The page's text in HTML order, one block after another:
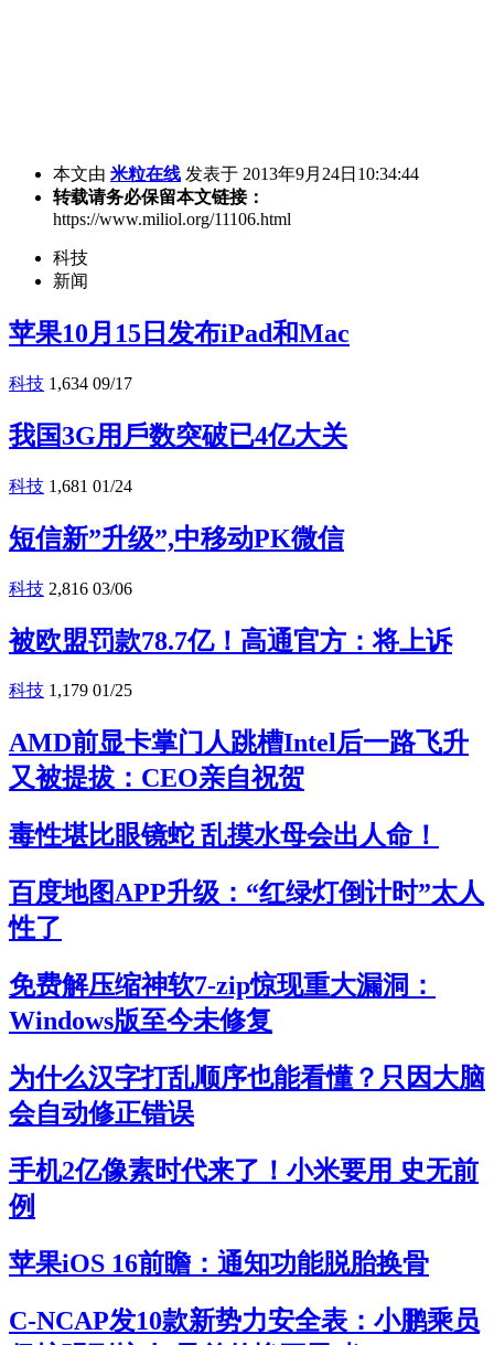
本文由 米粒在线 发表于 2013年9月24日10:34:44
转载请务必保留本文链接：
https://www.miliol.org/11106.html
科技
新闻
苹果10月15日发布iPad和Mac
科技 1,634 09/17
我国3G用戶数突破已4亿大关
科技 1,681 01/24
短信新”升级”,中移动PK微信
科技 2,816 03/06
被欧盟罚款78.7亿！高通官方：将上诉
科技 1,179 01/25
AMD前显卡掌门人跳槽Intel后一路飞升
又被提拔：CEO亲自祝贺
毒性堪比眼镜蛇 乱摸水母会出人命！
百度地图APP升级：“红绿灯倒计时”太人
性了
免费解压缩神软7-zip惊现重大漏洞：
Windows版至今未修复
为什么汉字打乱顺序也能看懂？只因大脑
会自动修正错误
手机2亿像素时代来了！小米要用 史无前
例
苹果iOS 16前瞻：通知功能脱胎换骨
C-NCAP发10款新势力安全表：小鹏乘员